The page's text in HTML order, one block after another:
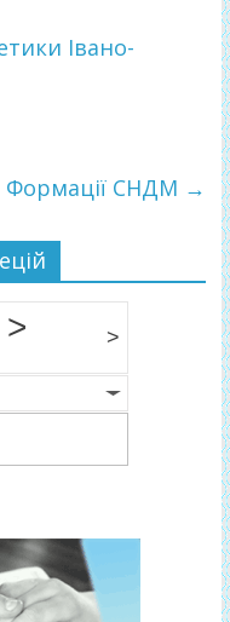
Івано-
Формації СНДМ →
> >